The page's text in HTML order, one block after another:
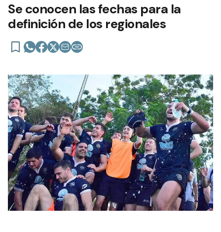
Se conocen las fechas para la
definición de los regionales